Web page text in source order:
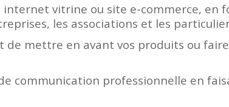
internet vitrine ou site e-commerce,
les associations et les
mettre en avant vos produits ou
communication professionnelle en